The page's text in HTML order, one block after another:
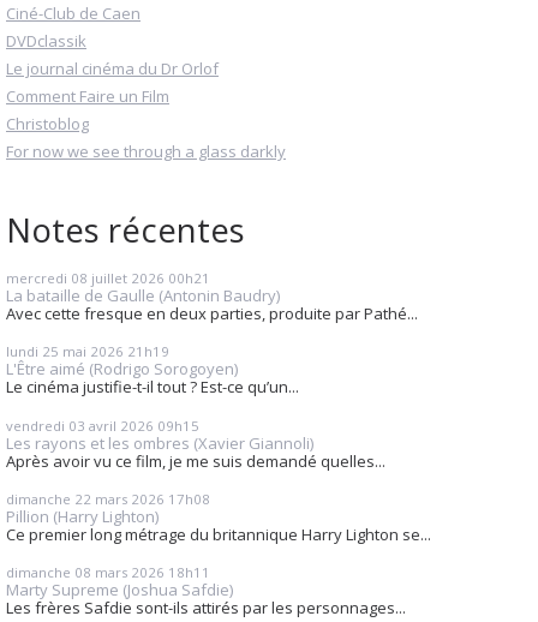
Ciné-Club de Caen
DVDclassik
Le journal cinéma du Dr Orlof
Comment Faire un Film
Christoblog
For now we see through a glass darkly
Notes récentes
mercredi 08 juillet 2026 00h21
La bataille de Gaulle (Antonin Baudry)
Avec cette fresque en deux parties, produite par Pathé...
lundi 25 mai 2026 21h19
L'Être aimé (Rodrigo Sorogoyen)
Le cinéma justifie-t-il tout ? Est-ce qu’un...
vendredi 03 avril 2026 09h15
Les rayons et les ombres (Xavier Giannoli)
Après avoir vu ce film, je me suis demandé quelles...
dimanche 22 mars 2026 17h08
Pillion (Harry Lighton)
Ce premier long métrage du britannique Harry Lighton se...
dimanche 08 mars 2026 18h11
Marty Supreme (Joshua Safdie)
Les frères Safdie sont-ils attirés par les personnages...